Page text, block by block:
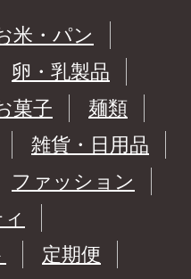
米・パン
卵・乳製品
菓子
麺類
雑貨・日用品
ファッション
定期便